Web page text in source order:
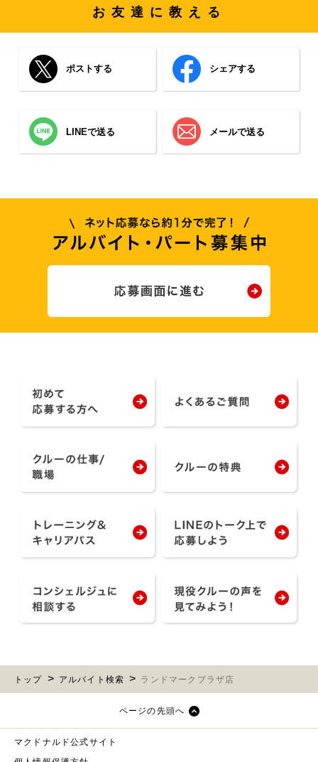
お友達に教える
ポストする シェアする
LINEで送る メールで送る
トップ アルバイト検索 ランドマークプラザ店
ページの先頭へ
マクドナルド公式サイト